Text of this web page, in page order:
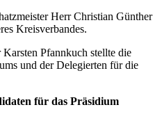
Herr Christian Günther
Kreisverbandes.
Pfannkuch stellte die
und der Delegierten für die
für das Präsidium